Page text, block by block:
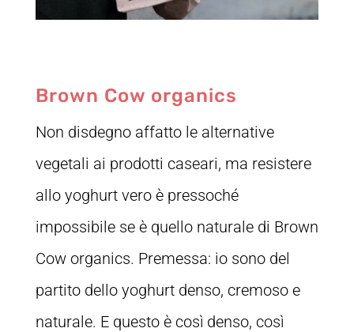
Brown Cow organics
Non disdegno affatto le alternative
vegetali ai prodotti caseari, ma resistere
allo yoghurt vero è pressoché
impossibile se è quello naturale di Brown
Cow organics. Premessa: io sono del
partito dello yoghurt denso, cremoso e
naturale. E questo è così denso, così